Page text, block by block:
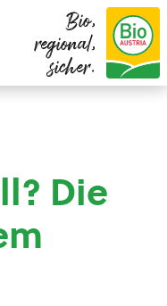
Bio,
regional,
sicher.
Die